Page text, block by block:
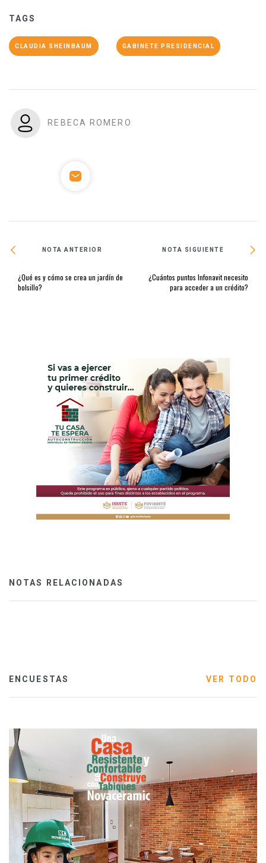
TAGS
CLAUDIA SHEINBAUM GABINETE PRESIDENCIAL
REBECA ROMERO
NOTA ANTERIOR
¿Qué es y cómo se crea un jardín de
bolsillo?
NOTA SIGUIENTE
¿Cuántos puntos Infonavit necesito
para acceder a un crédito?
NOTAS RELACIONADAS
ENCUESTAS VER TODO